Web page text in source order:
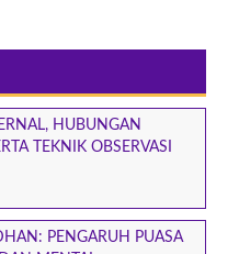
HUBUNGAN
TEKNIK OBSERVASI
PENGARUH PUASA